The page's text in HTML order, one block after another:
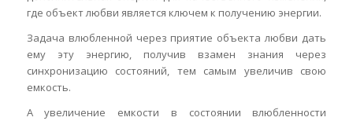
где объект любви является ключем к получению энергии.
Задача влюбленной через приятие объекта любви дать
ему эту энергию, получив взамен знания через
синхронизацию состояний, тем самым увеличив свою
емкость.
А увеличение емкости в состоянии влюбленности